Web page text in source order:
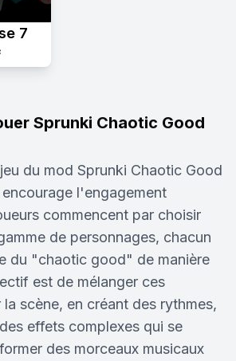
7
Sprunki Chaotic Good
du mod Sprunki Chaotic Good
l'engagement
commencent par choisir
de personnages, chacun
du "chaotic good" de manière
est de mélanger ces
scène, en créant des rythmes,
effets complexes qui se
des morceaux musicaux